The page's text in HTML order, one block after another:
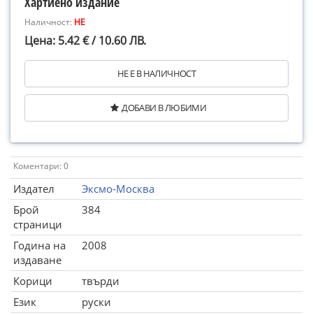
Наличност: НЕ
Цена: 5.42 € / 10.60 ЛВ.
НЕ Е В НАЛИЧНОСТ
ДОБАВИ В ЛЮБИМИ
Коментари: 0
Издател
Эксмо-Москва
Брой
страници
384
Година на
издаване
2008
Корици
твърди
Език
руски